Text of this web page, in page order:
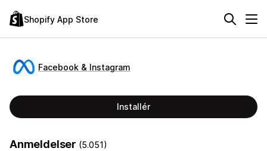
Shopify App Store
Facebook & Instagram
Installér
Anmeldelser (5.051)